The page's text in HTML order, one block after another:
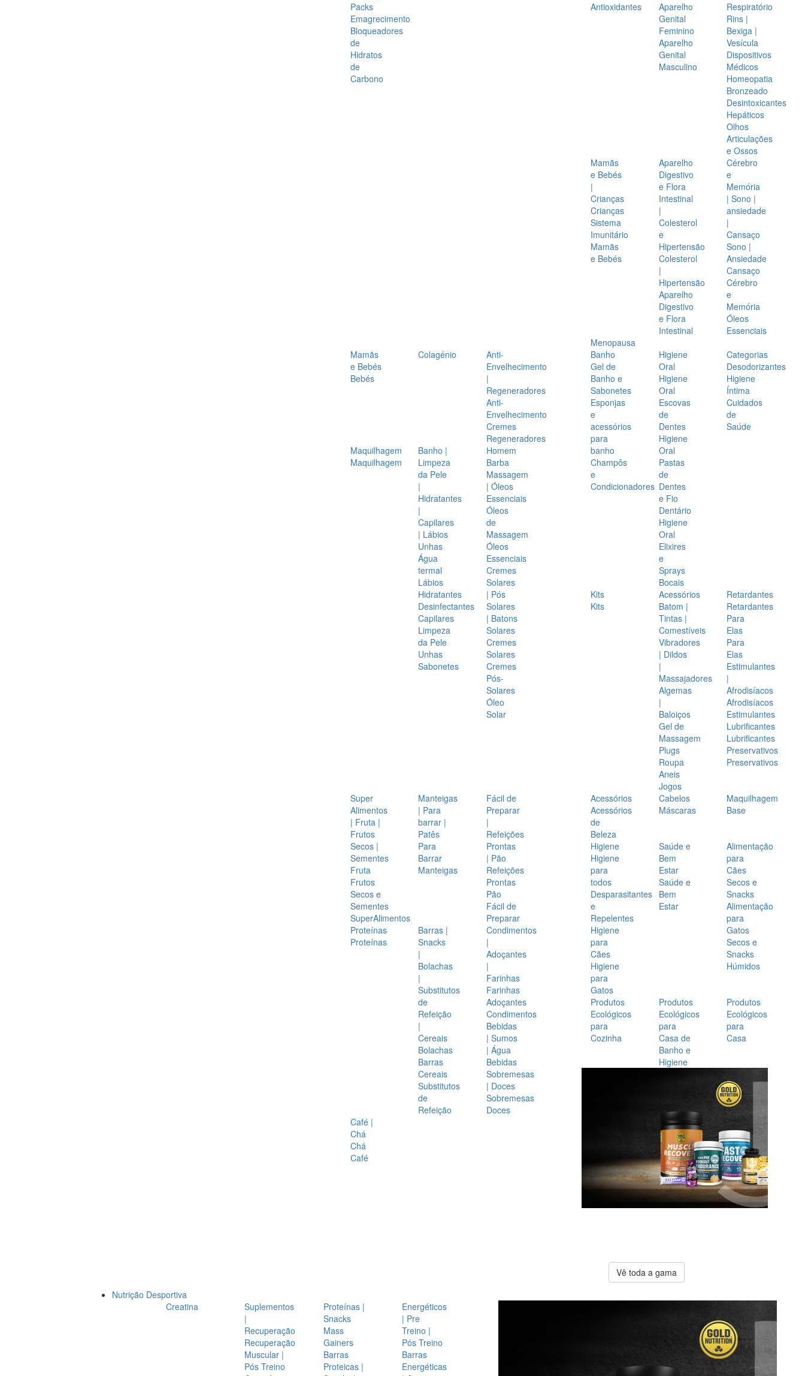
Packs
Emagrecimento
Bloqueadores
de
Hidratos
de
Carbono
Antioxidantes
Aparelho
Genital
Feminino
Aparelho
Genital
Masculino
Respiratório
Rins |
Bexiga |
Vesícula
Dispositivos
Médicos
Homeopatia
Bronzeado
Desintoxicantes
Hepáticos
Olhos
Articulações
e Ossos
Mamãs
e Bebés
|
Crianças
Crianças
Sistema
Imunitário
Mamãs
e Bebés
Aparelho
Digestivo
e Flora
Intestinal
|
Colesterol
e
Hipertensão
Colesterol
|
Hipertensão
Aparelho
Digestivo
e Flora
Intestinal
Cérebro
e
Memória
| Sono |
ansiedade
|
Cansaço
Sono |
Ansiedade
Cansaço
Cérebro
e
Memória
Óleos
Essenciais
Menopausa
Mamãs
e Bebés
Bebés
Colagénio
Anti-
Envelhecimento
|
Regeneradores
Anti-
Envelhecimento
Cremes
Regeneradores
Maquilhagem
Maquilhagem
Banho |
Limpeza
da Pele
|
Hidratantes
|
Capilares
| Lábios
Unhas
Água
termal
Lábios
Hidratantes
Desinfectantes
Capilares
Limpeza
da Pele
Unhas
Sabonetes
Homem
Barba
Massagem
| Óleos
Essenciais
Óleos
de
Massagem
Óleos
Essenciais
Cremes
Solares
| Pós
Solares
| Batons
Solares
Cremes
Solares
Cremes
Pós-
Solares
Óleo
Solar
Banho
Gel de
Banho e
Sabonetes
Esponjas
e
acessórios
para
banho
Champôs
e
Condicionadores
Higiene
Oral
Higiene
Oral
Escovas
de
Dentes
Higiene
Oral
Pastas
de
Dentes
e Fio
Dentário
Higiene
Oral
Elixires
e
Sprays
Bocais
Categorias
Desodorizantes
Higiene
Íntima
Cuidados
de
Saúde
Kits
Kits
Acessórios
Batom |
Tintas |
Comestíveis
Vibradores
| Dildos
|
Massajadores
Algemas
|
Baloiços
Gel de
Massagem
Plugs
Roupa
Aneis
Jogos
Retardantes
Retardantes
Para
Elas
Para
Elas
Estimulantes
|
Afrodisíacos
Afrodisíacos
Estimulantes
Lubrificantes
Lubrificantes
Preservativos
Preservativos
Super
Alimentos
| Fruta |
Frutos
Secos |
Sementes
Fruta
Frutos
Secos e
Sementes
SuperAlimentos
Manteigas
| Para
barrar |
Patês
Para
Barrar
Manteigas
Fácil de
Preparar
|
Refeições
Prontas
| Pão
Refeições
Prontas
Pão
Fácil de
Preparar
Proteínas
Proteínas
Barras |
Snacks
|
Bolachas
|
Substitutos
de
Refeição
|
Cereais
Bolachas
Barras
Cereais
Substitutos
de
Refeição
Condimentos
|
Adoçantes
|
Farinhas
Farinhas
Adoçantes
Condimentos
Bebidas
| Sumos
| Água
Bebidas
Sobremesas
| Doces
Sobremesas
Doces
Café |
Chá
Chá
Café
Acessórios
Acessórios
de
Beleza
Cabelos
Máscaras
Maquilhagem
Base
Higiene
Higiene
para
todos
Desparasitantes
e
Repelentes
Higiene
para
Cães
Higiene
para
Gatos
Saúde e
Bem
Estar
Saúde e
Bem
Estar
Alimentação
para
Cães
Secos e
Snacks
Alimentação
para
Gatos
Secos e
Snacks
Húmidos
Produtos
Ecológicos
para
Cozinha
Produtos
Ecológicos
para
Casa de
Banho e
Higiene
Produtos
Ecológicos
para
Casa
Vê toda a gama
Nutrição Desportiva
Creatina
Suplementos
|
Recuperação
Recuperação
Muscular |
Pós Treino
Proteínas |
Snacks
Mass
Gainers
Barras
Proteicas |
Energéticos
| Pre
Treino |
Pós Treino
Barras
Energéticas